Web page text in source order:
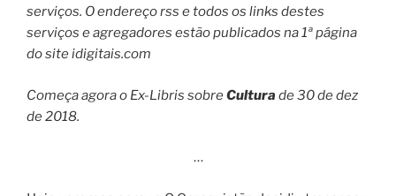
serviços. O endereço rss e todos os links destes
serviços e agregadores estão publicados na 1ª página
do site idigitais.com
Começa agora o Ex-Libris sobreCultura de 30 de dez
de 2018.
…